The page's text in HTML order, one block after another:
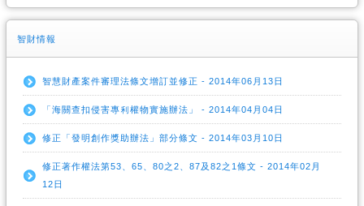
智財情報
智慧財產案件審理法條文增訂並修正 - 2014年06月13日
「海關查扣侵害專利權物實施辦法」 - 2014年04月04日
修正「發明創作獎助辦法」部分條文 - 2014年03月10日
修正著作權法第53、65、80之2、87及82之1條文 - 2014年02月
12日